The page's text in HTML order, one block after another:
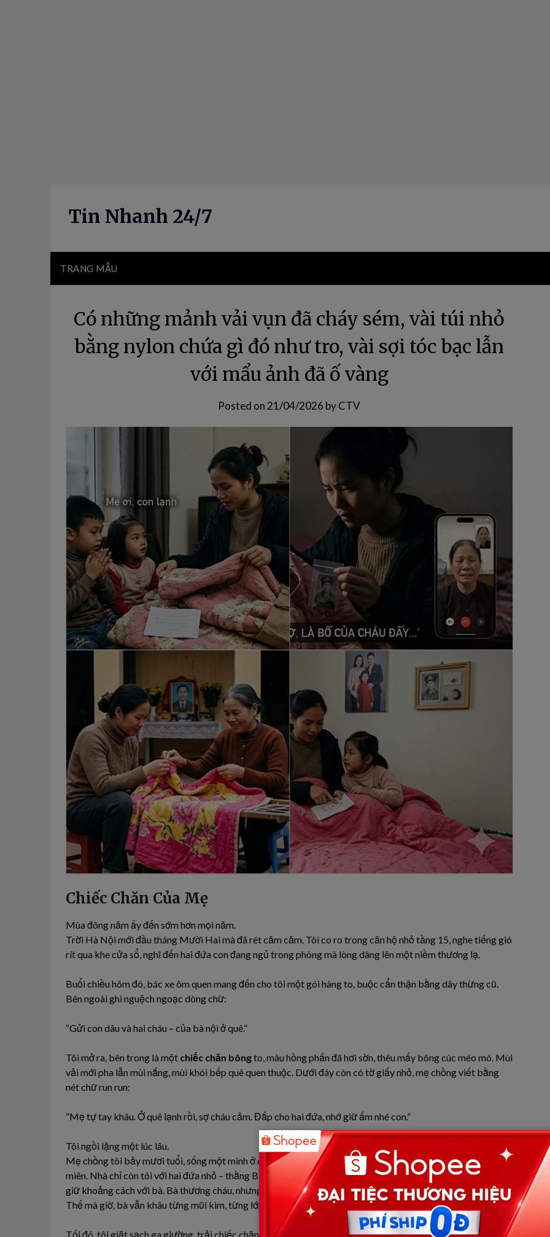
Tin Nhanh 24/7
TRANG MẪU
Có những mảnh vải vụn đã cháy sém, vài túi nhỏ
bằng nylon chứa gì đó như tro, vài sợi tóc bạc lẫn
với mẩu ảnh đã ố vàng
Posted on 21/04/2026 byCTV
Chiếc Chăn Của Mẹ
Mùa đông năm ấy đến sớm hơn mọi năm.
Trời Hà Nội mới đầu tháng Mười Hai mà đã rét căm căm. Tôi co ro trong căn hộ nhỏ tầng 15, nghe tiếng gió
rít qua khe cửa sổ, nghĩ đến hai đứa con đang ngủ trong phòng mà lòng dâng lên một niềm thương lạ.
Buổi chiều hôm đó, bác xe ôm quen mang đến cho tôi một gói hàng to, buộc cẩn thận bằng dây thừng cũ.
Bên ngoài ghi nguệch ngoạc dòng chữ:
“Gửi con dâu và hai cháu – của bà nội ở quê.”
Tôi mở ra, bên trong là một chiếc chăn bôngto, màu hồng phấn đã hơi sờn, thêu mấy bông cúc méo mó. Mùi
vải mới pha lẫn mùi nắng, mùi khói bếp quê quen thuộc. Dưới đáy còn có tờ giấy nhỏ, mẹ chồng viết bằng
nét chữ run run:
“Mẹ tự tay khâu. Ở quê lạnh rồi, sợ cháu cảm. Đắp cho hai đứa, nhớ giữ ấm nhé con.”
Tôi ngồi lặng một lúc lâu.
Mẹ chồng tôi bảy mươi tuổi, sống một mình ở quê Thanh Hóa. Chồng tôi làm kỹ sư, đi công trình xa triền
miên. Nhà chỉ còn tôi với hai đứa nhỏ – thằng Bin sáu tuổi và bé Na mới lên ba. Từ ngày cưới đến giờ, tôi vẫn
giữ khoảng cách với bà. Bà thương cháu, nhưng lời nói thẳng thắn, đôi khi khiến tôi thấy mình bị soi xét.
Thế mà giờ, bà vẫn khâu từng mũi kim, từng lớp bông gửi lên cho cháu nội.
Tối đó, tôi giặt sạch ga giường, trải chiếc chăn mẹ làm. Mềm, ấm, và đầy mùi quê.